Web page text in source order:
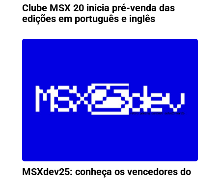
Clube MSX 20 inicia pré-venda das
edições em português e inglês
MSXdev25: conheça os vencedores do